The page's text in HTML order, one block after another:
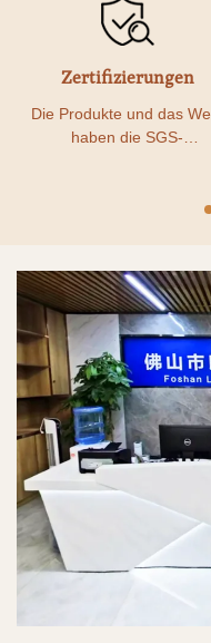
Zertifizierungen
Die Produkte und das
haben die SGS-